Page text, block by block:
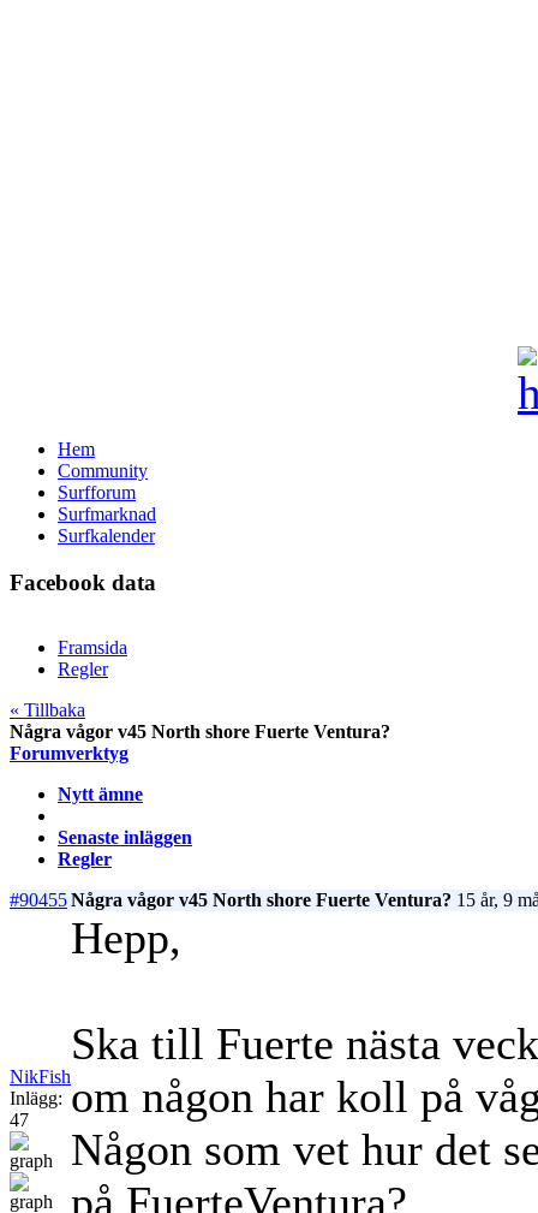
Hem
Community
Surfforum
Surfmarknad
Surfkalender
Facebook data
Framsida
Regler
« Tillbaka
Några vågor v45 North shore Fuerte Ventura?
Forumverktyg
Nytt ämne
Senaste inläggen
Regler
#90455Några vågor v45 North shore Fuerte Ventura? 15 år, 9
NikFish
Inlägg:
47
Hepp,
Ska till Fuerte nästa
om någon har koll på
Någon som vet hur det
på FuerteVentura?